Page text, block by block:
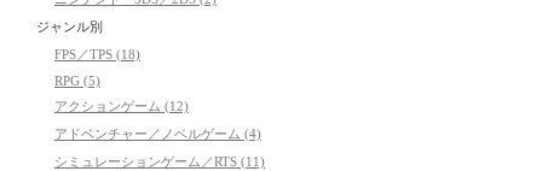
ジャンル別
FPS／TPS (18)
RPG (5)
アクションゲーム (12)
アドベンチャー／ノベルゲーム (4)
シミュレーションゲーム／RTS (11)